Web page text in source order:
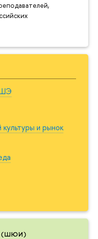
и рынок
(ШЮИ)